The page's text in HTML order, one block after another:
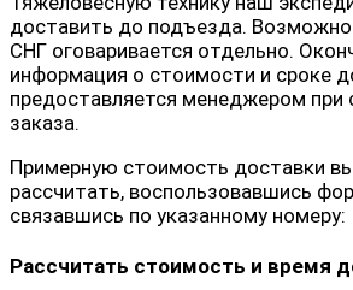
доставить до подъезда.
СНГ оговаривается отдельно.
информация о стоимости и сроке
предоставляется менеджером при
заказа.
Примерную стоимость доставки
рассчитать, воспользовавшись
связавшись по указанному номеру:
Рассчитать стоимость и время